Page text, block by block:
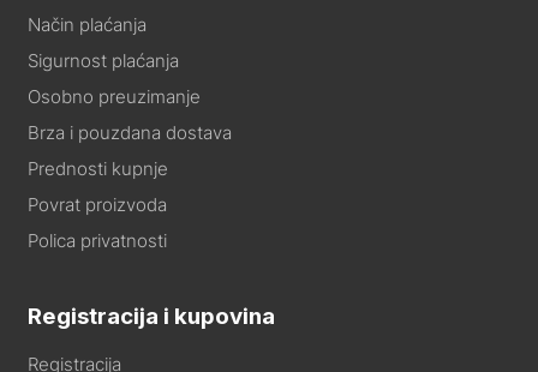
Način plaćanja
Sigurnost plaćanja
Osobno preuzimanje
Brza i pouzdana dostava
Prednosti kupnje
Povrat proizvoda
Polica privatnosti
Registracija i kupovina
Registracija